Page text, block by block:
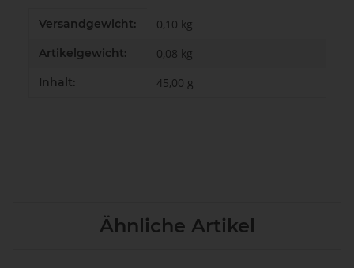
Produkteigenschaft
Wert
Versandgewicht: 0,10 kg
Artikelgewicht: 0,08 kg
Inhalt: 45,00 g
Ähnliche Artikel